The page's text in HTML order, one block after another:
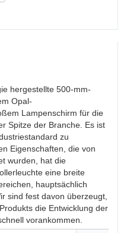
hergestellte 500-mm-
Opal-
Lampenschirm für die
Spitze der Branche. Es ist
zu
Eigenschaften, die von
wurden, hat die
eine breite
hauptsächlich
sind fest davon überzeugt,
die Entwicklung der
vorankommen.